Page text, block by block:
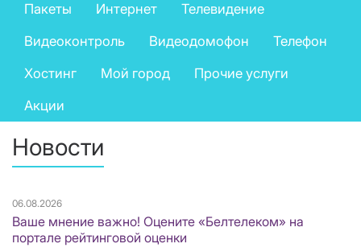
Private
services
menu
Пакеты Интернет
Телевидение
Видеоконтроль
Видеодомофон
Телефон
Хостинг
Мой город
Прочие услуги
Акции
Новости
06.08.2026
Ваше мнение важно! Оцените «Белтелеком» на
портале рейтинговой оценки